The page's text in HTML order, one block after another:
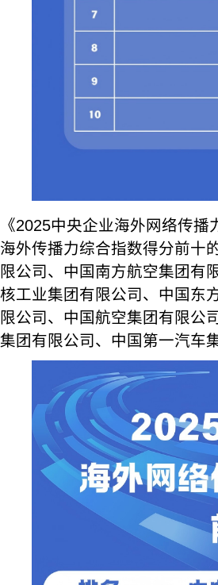
《2025中央企业海外网络传
海外传播力综合指数得分前十
限公司、中国南方航空集团有
核工业集团有限公司、中国东
限公司、中国航空集团有限公
集团有限公司、中国第一汽车